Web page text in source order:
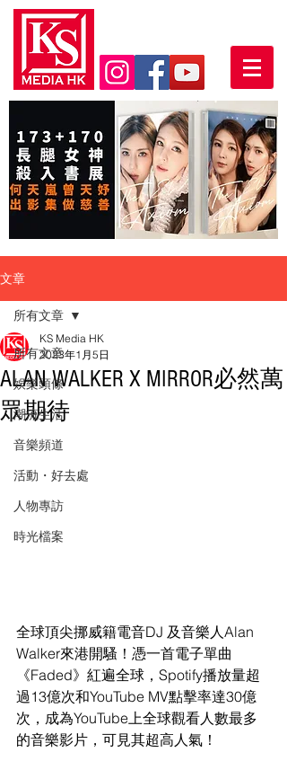
文章
所有文章
娛樂頭條
潮流生活
音樂頻道
活動・好去處
人物專訪
時光檔案
所有文章
ALAN WALKER X MIRROR必然萬
眾期待
KS Media HK
2023年1月5日
全球頂尖挪威籍電音DJ 及音樂人Alan
Walker來港開騷！憑一首電子單曲
《Faded》紅遍全球，Spotify播放量超
過13億次和YouTube MV點擊率達30億
次，成為YouTube上全球觀看人數最多
的音樂影片，可見其超高人氣！